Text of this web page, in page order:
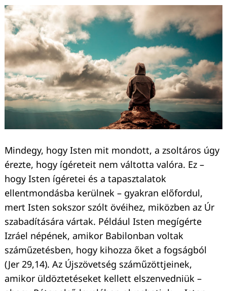
Mindegy, hogy Isten mit mondott, a zsoltáros úgy
érezte, hogy ígéreteit nem váltotta valóra. Ez –
hogy Isten ígéretei és a tapasztalatok
ellentmondásba kerülnek – gyakran előfordul,
mert Isten sokszor szólt övéihez, miközben az Úr
szabadítására vártak. Például Isten megígérte
Izráel népének, amikor Babilonban voltak
száműzetésben, hogy kihozza őket a fogságból
(Jer 29,14). Az Újszövetség száműzöttjeinek,
amikor üldöztetéseket kellett elszenvedniük –